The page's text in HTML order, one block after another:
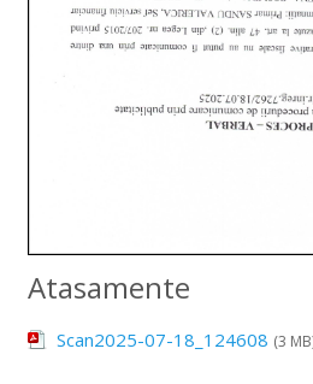
Atasamente
Scan2025-07-18_124608 (3